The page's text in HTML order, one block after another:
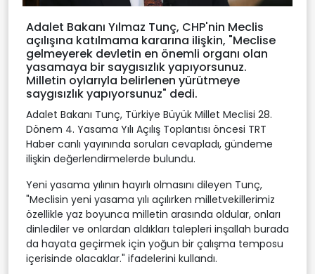
Adalet Bakanı Yılmaz Tunç, CHP'nin Meclis
açılışına katılmama kararına ilişkin, "Meclise
gelmeyerek devletin en önemli organı olan
yasamaya bir saygısızlık yapıyorsunuz.
Milletin oylarıyla belirlenen yürütmeye
saygısızlık yapıyorsunuz" dedi.
Adalet Bakanı Tunç, Türkiye Büyük Millet Meclisi 28.
Dönem 4. Yasama Yılı Açılış Toplantısı öncesi TRT
Haber canlı yayınında soruları cevapladı, gündeme
ilişkin değerlendirmelerde bulundu.
Yeni yasama yılının hayırlı olmasını dileyen Tunç,
"Meclisin yeni yasama yılı açılırken milletvekillerimiz
özellikle yaz boyunca milletin arasında oldular, onları
dinlediler ve onlardan aldıkları talepleri inşallah burada
da hayata geçirmek için yoğun bir çalışma temposu
içerisinde olacaklar." ifadelerini kullandı.